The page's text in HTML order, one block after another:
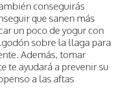
conseguirás
que sanen más
un poco de yogur con
sobre la llaga para
Además, tomar
te ayudará a prevenir su
a las aftas